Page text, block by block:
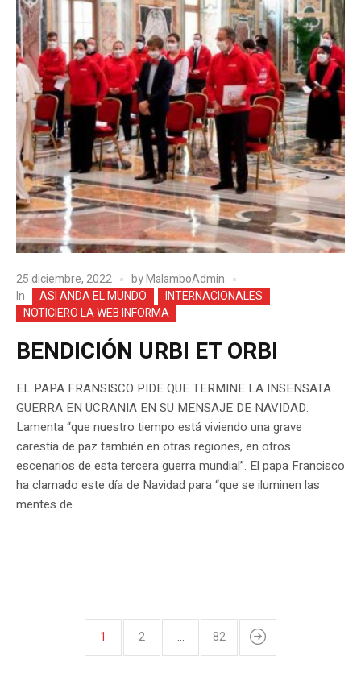
25 diciembre, 2022 byMalamboAdmin
In
ASI ANDA EL MUNDO
INTERNACIONALES
NOTICIERO LA WEB INFORMA
BENDICIÓN URBI ET ORBI
EL PAPA FRANSISCO PIDE QUE TERMINE LA INSENSATA
GUERRA EN UCRANIA EN SU MENSAJE DE NAVIDAD.
Lamenta “que nuestro tiempo está viviendo una grave
carestía de paz también en otras regiones, en otros
escenarios de esta tercera guerra mundial”. El papa Francisco
ha clamado este día de Navidad para “que se iluminen las
mentes de...
1 2 … 82